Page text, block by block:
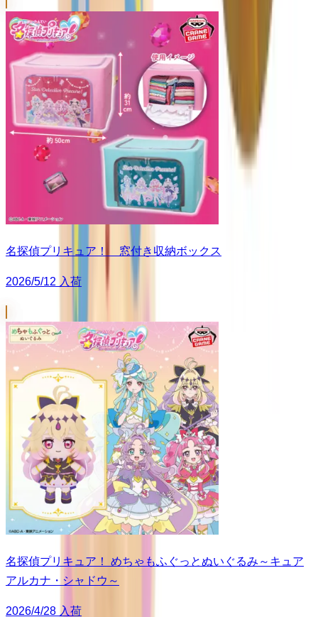
名探偵プリキュア！ 窓付き収納ボックス
2026/5/12 入荷
名探偵プリキュア！ めちゃもふぐっとぬいぐるみ～キュア
アルカナ・シャドウ～
2026/4/28 入荷